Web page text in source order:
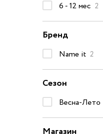
6 - 12 мес 2
Бренд
Name it 2
Сезон
Весна-Лето